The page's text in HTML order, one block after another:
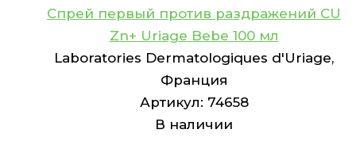
Спрей первый против раздражений CU
Zn+ Uriage Bebe 100 мл
Laboratories Dermatologiques d'Uriage,
Франция
Артикул: 74658
В наличии